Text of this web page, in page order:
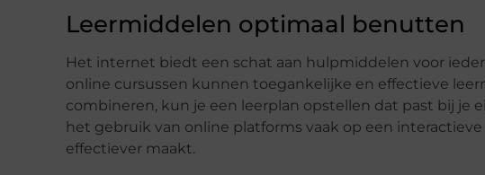
Leermiddelen optimaal benutten
Het internet biedt een schat aan hulpmiddelen voor
online cursussen kunnen toegankelijke en effectieve
combineren, kun je een leerplan opstellen dat past bij je
het gebruik van online platforms vaak op een
effectiever maakt.